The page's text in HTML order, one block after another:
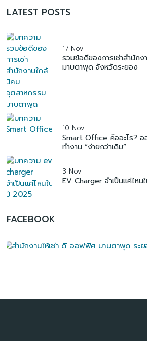
LATEST POSTS
17 Nov
รวมข้อดีของการเช่าสำนัก
มาบตาพุด จังหวัดระยอง
10 Nov
Smart Office คืออะไร? อ
ทำงาน “ง่ายกว่าเดิม”
3 Nov
EV Charger จำเป็นแค่ไห
FACEBOOK